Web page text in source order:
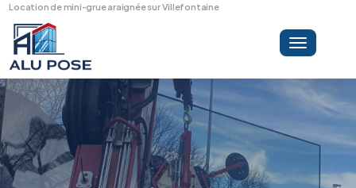
Location de mini-grue araignée sur Villefontaine
LA SOCIÉTÉ
PRESTATIONS
Toggle